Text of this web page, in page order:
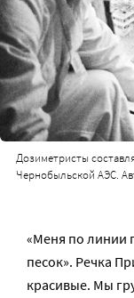
Дозиметристы
Чернобыльской АЭС.
«Меня по линии
песок». Речка
красивые. Мы